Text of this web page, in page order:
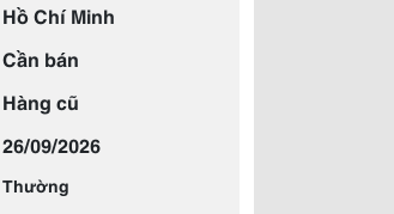
Hồ Chí Minh
Cần bán
Hàng cũ
26/09/2026
Thường